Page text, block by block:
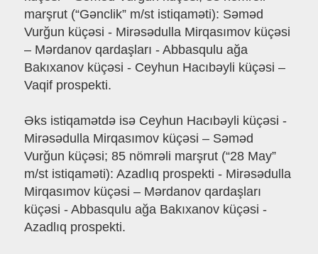
marşrut (“Gənclik” m/st istiqaməti): Səməd
Vurğun küçəsi - Mirəsədulla Mirqasımov küçəsi
– Mərdanov qardaşları - Abbasqulu ağa
Bakıxanov küçəsi - Ceyhun Hacıbəyli küçəsi –
Vaqif prospekti.
Əks istiqamətdə isə Ceyhun Hacıbəyli küçəsi -
Mirəsədulla Mirqasımov küçəsi – Səməd
Vurğun küçəsi; 85 nömrəli marşrut (“28 May”
m/st istiqaməti): Azadlıq prospekti - Mirəsədulla
Mirqasımov küçəsi – Mərdanov qardaşları
küçəsi - Abbasqulu ağa Bakıxanov küçəsi -
Azadlıq prospekti.